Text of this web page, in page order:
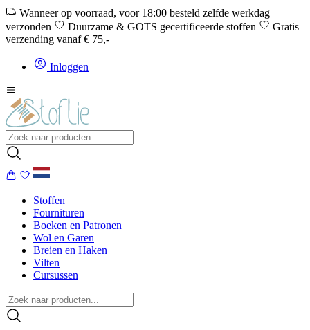
Wanneer op voorraad, voor 18:00 besteld zelfde werkdag
verzonden
Duurzame & GOTS gecertificeerde stoffen
Gratis
verzending vanaf € 75,-
Inloggen
Stoffen
Fournituren
Boeken en Patronen
Wol en Garen
Breien en Haken
Vilten
Cursussen